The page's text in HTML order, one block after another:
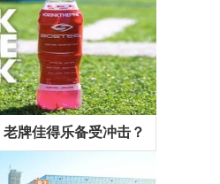
牌佳得乐备受冲击？